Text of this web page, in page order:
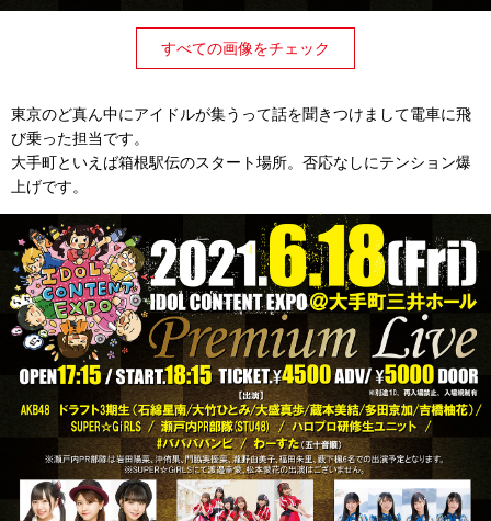
すべての画像をチェック
東京のど真ん中にアイドルが集うって話を聞きつけまして電車に飛
び乗った担当です。
大手町といえば箱根駅伝のスタート場所。否応なしにテンション爆
上げです。